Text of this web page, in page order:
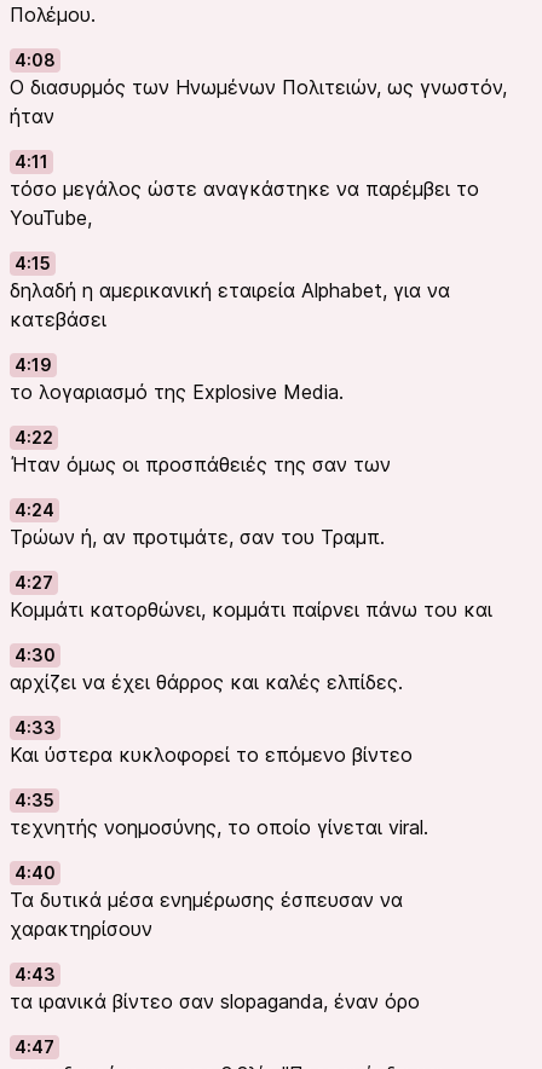
Πολέμου.
4:08
Ο διασυρμός των Ηνωμένων Πολιτειών, ως γνωστόν,
ήταν
4:11
τόσο μεγάλος ώστε αναγκάστηκε να παρέμβει το
YouTube,
4:15
δηλαδή η αμερικανική εταιρεία Alphabet, για να
κατεβάσει
4:19
το λογαριασμό της Explosive Media.
4:22
Ήταν όμως οι προσπάθειές της σαν των
4:24
Τρώων ή, αν προτιμάτε, σαν του Τραμπ.
4:27
Κομμάτι κατορθώνει, κομμάτι παίρνει πάνω του και
4:30
αρχίζει να έχει θάρρος και καλές ελπίδες.
4:33
Και ύστερα κυκλοφορεί το επόμενο βίντεο
4:35
τεχνητής νοημοσύνης, το οποίο γίνεται viral.
4:40
Τα δυτικά μέσα ενημέρωσης έσπευσαν να
χαρακτηρίσουν
4:43
τα ιρανικά βίντεο σαν slopaganda, έναν όρο
4:47